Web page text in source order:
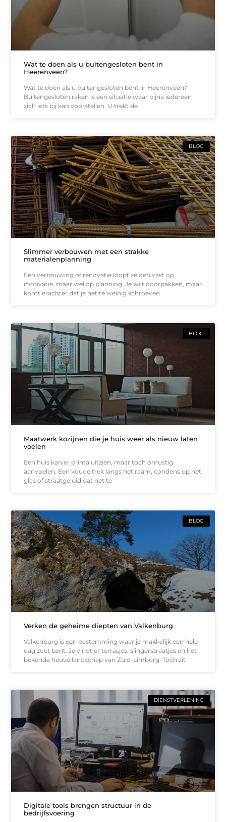
Wat te doen als u buitengesloten bent in
Heerenveen?
Wat te doen als u buitengesloten bent in Heerenveen?
Buitengesloten raken is een situatie waar bijna iedereen
zich iets bij kan voorstellen. U trekt de
BLOG
Slimmer verbouwen met een strakke
materialenplanning
Een verbouwing of renovatie loopt zelden vast op
motivatie, maar wel op planning. Je wilt doorpakken, maar
komt erachter dat je net te weinig schroeven
BLOG
Maatwerk kozijnen die je huis weer als nieuw laten
voelen
Een huis kan er prima uitzien, maar toch onrustig
aanvoelen. Een koude trek langs het raam, condens op het
glas of straatgeluid dat net te
BLOG
Verken de geheime diepten van Valkenburg
Valkenburg is een bestemming waar je makkelijk een hele
dag zoet bent. Je vindt er terrasjes, slingerstraatjes en het
bekende heuvellandschap van Zuid-Limburg. Toch zit
DIENSTVERLENING
Digitale tools brengen structuur in de
bedrijfsvoering